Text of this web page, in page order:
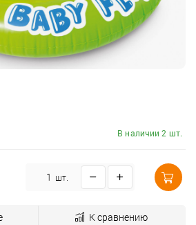
В наличии 2 шт.
шт.
К сравнению